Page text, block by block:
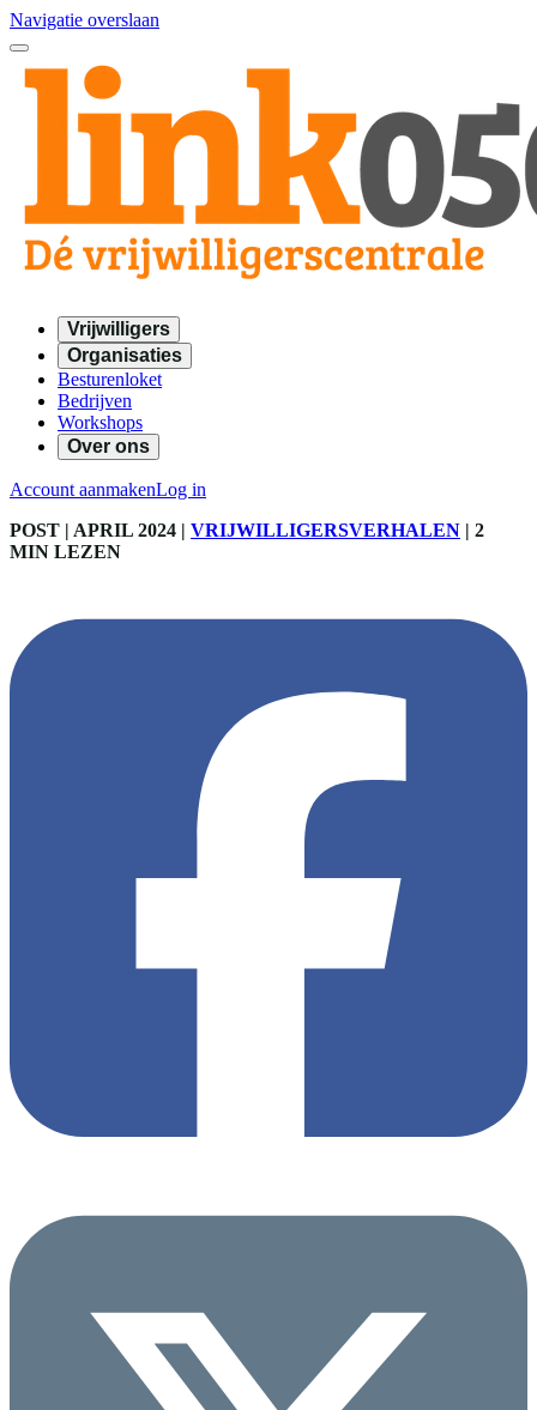
Navigatie overslaan
Vrijwilligers
Organisaties
Besturenloket
Bedrijven
Workshops
Over ons
Account aanmakenLog in
POST | APRIL 2024 | VRIJWILLIGERSVERHALEN | 2
MIN LEZEN